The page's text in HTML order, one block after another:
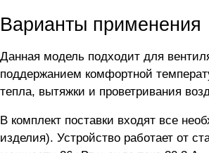
Варианты применения
Данная модель подходит для
поддержанием комфортной
тепла, вытяжки и проветривания
В комплект поставки входят все
изделия). Устройство работает от